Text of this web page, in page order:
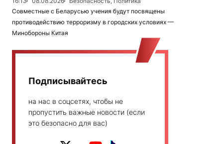
Совместные с Беларусью учения будут посвящены
противодействию терроризму в городских условиях —
Минобороны Китая
Подписывайтесь
на нас в соцсетях, чтобы не
пропустить важные новости (если
это безопасно для вас)